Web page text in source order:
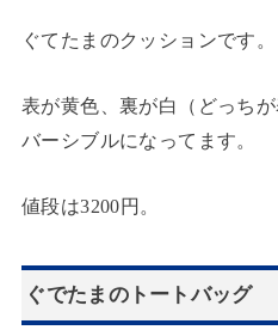
ぐてたまのクッションです。
表が黄色、裏が白（どっち
バーシブルになってます。
値段は3200円。
ぐでたまのトートバッグ